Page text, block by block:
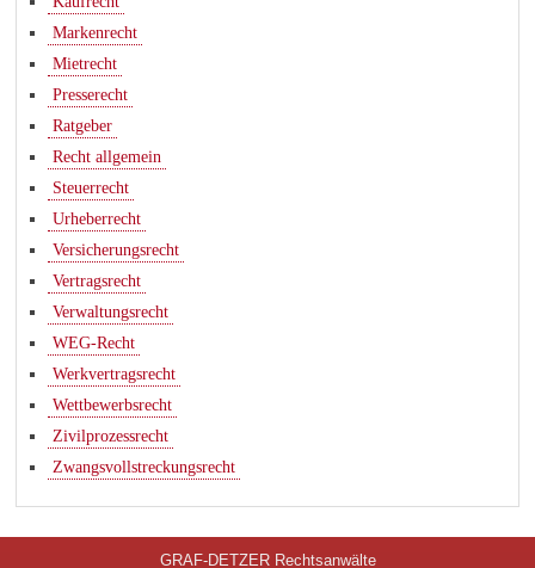
Markenrecht
Mietrecht
Presserecht
Ratgeber
Recht allgemein
Steuerrecht
Urheberrecht
Versicherungsrecht
Vertragsrecht
Verwaltungsrecht
WEG-Recht
Werkvertragsrecht
Wettbewerbsrecht
Zivilprozessrecht
Zwangsvollstreckungsrecht
GRAF-DETZER Rechtsanwälte